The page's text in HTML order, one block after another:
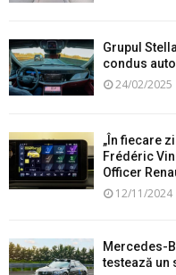
Grupul
condus
24/02/2025
„În fiecare
Frédéric
Officer
12/11/2024
Mercedes-
testează un